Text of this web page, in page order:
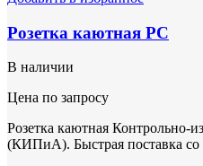
Розетка каютная РС
В наличии
Цена по запросу
Розетка каютная Контрольно-
(КИПиА). Быстрая поставка со